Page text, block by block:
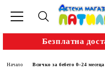
Безплатна
Начало Всичко за бебето 0–24 месеца